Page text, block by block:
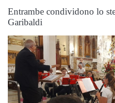
Entrambe condividono lo
Garibaldi